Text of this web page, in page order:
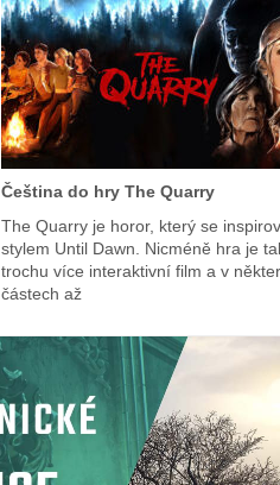
Čeština do hry The Quarry
The Quarry je horor, který se
stylem Until Dawn. Nicméně hra je
trochu více interaktivní film a v
částech až